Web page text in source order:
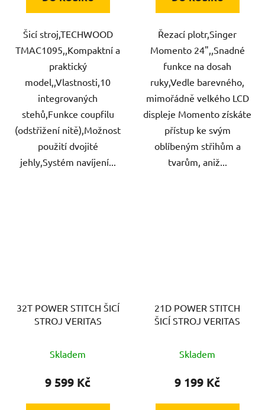
Šicí stroj,TECHWOOD
TMAC1095,,Kompaktní a
praktický
model,,Vlastnosti,10
integrovaných
stehů,Funkce coupfilu
(odstřižení nitě),Možnost
použití dvojité
jehly,Systém navíjení...
Řezací plotr,Singer
Momento 24",,Snadné
funkce na dosah
ruky,Vedle barevného,
mimořádně velkého LCD
displeje Momento získáte
přístup ke svým
oblíbeným střihům a
tvarům, aniž...
32T POWER STITCH ŠICÍ
STROJ VERITAS
Skladem
9 599 Kč
21D POWER STITCH
ŠICÍ STROJ VERITAS
Skladem
9 199 Kč